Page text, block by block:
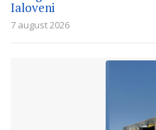
Ialoveni
7 august 2026